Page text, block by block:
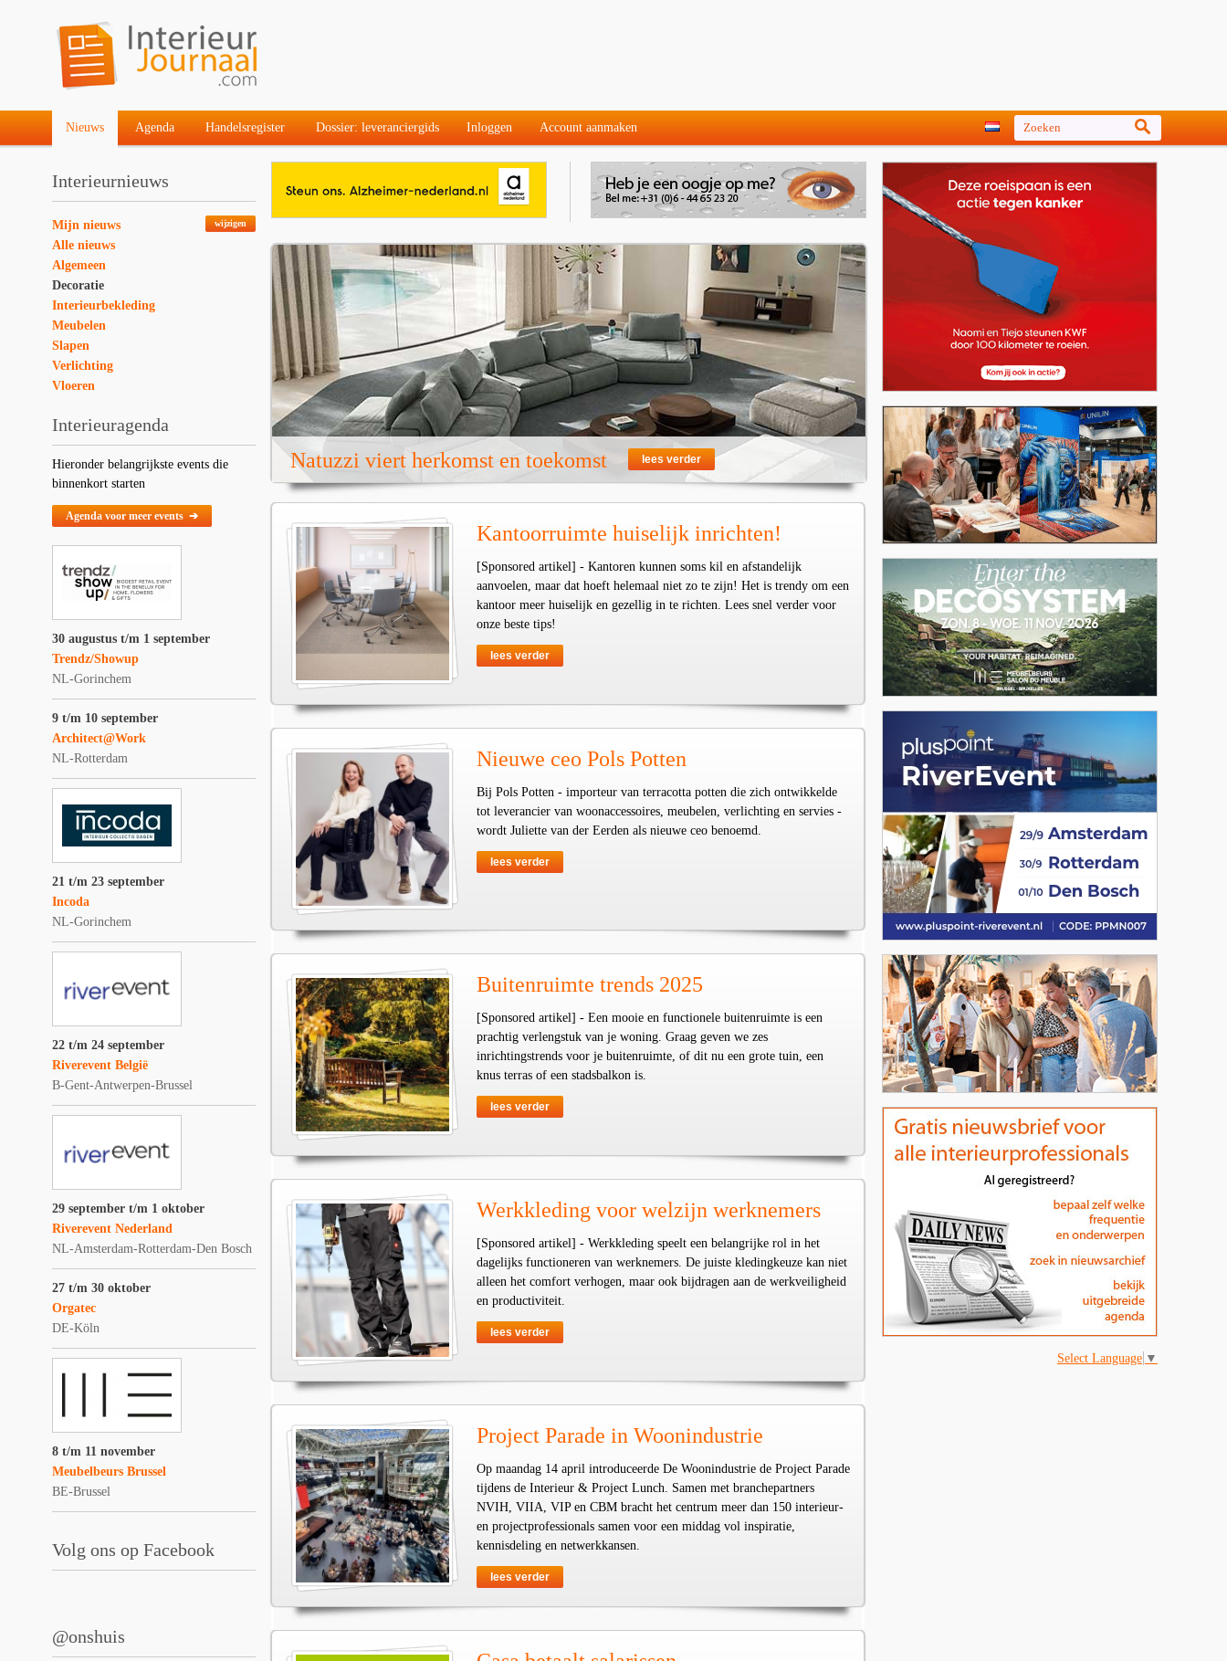
Nieuws Agenda Handelsregister Dossier: leveranciergids Inloggen Account aanmaken
Interieurnieuws
wijzigen
Mijn nieuws
Alle nieuws
Algemeen
Decoratie
Interieurbekleding
Meubelen
Slapen
Verlichting
Vloeren
Interieuragenda
Hieronder belangrijkste events die
binnenkort starten
Agenda voor meer events ➔
30 augustus t/m 1 september
Trendz/Showup
NL-Gorinchem
9 t/m 10 september
Architect@Work
NL-Rotterdam
21 t/m 23 september
Incoda
NL-Gorinchem
22 t/m 24 september
Riverevent België
B-Gent-Antwerpen-Brussel
29 september t/m 1 oktober
Riverevent Nederland
NL-Amsterdam-Rotterdam-Den Bosch
27 t/m 30 oktober
Orgatec
DE-Köln
8 t/m 11 november
Meubelbeurs Brussel
BE-Brussel
Volg ons op Facebook
@onshuis
Natuzzi viert herkomst en toekomst lees verder
Kantoorruimte huiselijk inrichten!
[Sponsored artikel] - Kantoren kunnen soms kil en afstandelijk
aanvoelen, maar dat hoeft helemaal niet zo te zijn! Het is trendy om een
kantoor meer huiselijk en gezellig in te richten. Lees snel verder voor
onze beste tips!
lees verder
Nieuwe ceo Pols Potten
Bij Pols Potten - importeur van terracotta potten die zich ontwikkelde
tot leverancier van woonaccessoires, meubelen, verlichting en servies -
wordt Juliette van der Eerden als nieuwe ceo benoemd.
lees verder
Buitenruimte trends 2025
[Sponsored artikel] - Een mooie en functionele buitenruimte is een
prachtig verlengstuk van je woning. Graag geven we zes
inrichtingstrends voor je buitenruimte, of dit nu een grote tuin, een
knus terras of een stadsbalkon is.
lees verder
Werkkleding voor welzijn werknemers
[Sponsored artikel] - Werkkleding speelt een belangrijke rol in het
dagelijks functioneren van werknemers. De juiste kledingkeuze kan niet
alleen het comfort verhogen, maar ook bijdragen aan de werkveiligheid
en productiviteit.
lees verder
Project Parade in Woonindustrie
Op maandag 14 april introduceerde De Woonindustrie de Project Parade
tijdens de Interieur & Project Lunch. Samen met branchepartners
NVIH, VIIA, VIP en CBM bracht het centrum meer dan 150 interieur-
en projectprofessionals samen voor een middag vol inspiratie,
kennisdeling en netwerkkansen.
lees verder
Select Language ▼